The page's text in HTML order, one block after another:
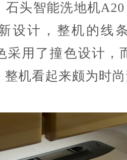
石头智能洗地机
设计，整机的线
采用了撞色设计，
整机看起来颇为时